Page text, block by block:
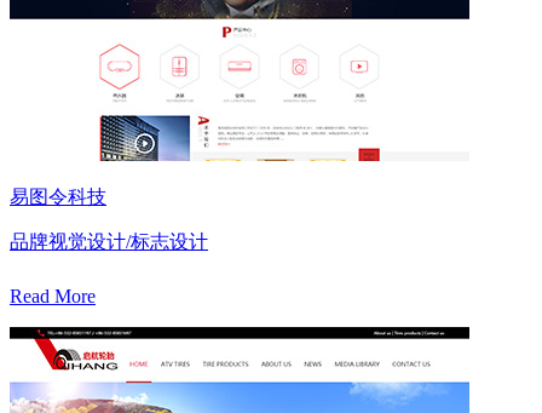
易图令科技
品牌视觉设计/标志设计
Read More